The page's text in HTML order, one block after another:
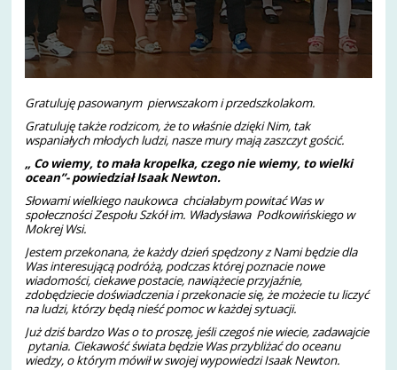
Gratuluję pasowanym pierwszakom i przedszkolakom.
Gratuluję także rodzicom, że to właśnie dzięki Nim, tak
wspaniałych młodych ludzi, nasze mury mają zaszczyt gościć.
„ Co wiemy, to mała kropelka, czego nie wiemy, to wielki
ocean”- powiedział Isaak Newton.
Słowami wielkiego naukowca chciałabym powitać Was w
społeczności Zespołu Szkół im. Władysława Podkowińskiego w
Mokrej Wsi.
Jestem przekonana, że każdy dzień spędzony z Nami będzie dla
Was interesującą podróżą, podczas której poznacie nowe
wiadomości, ciekawe postacie, nawiążecie przyjaźnie,
zdobędziecie doświadczenia i przekonacie się, że możecie tu liczyć
na ludzi, którzy będą nieść pomoc w każdej sytuacji.
Już dziś bardzo Was o to proszę, jeśli czegoś nie wiecie, zadawajcie
pytania. Ciekawość świata będzie Was przybliżać do oceanu
wiedzy, o którym mówił w swojej wypowiedzi Isaak Newton.